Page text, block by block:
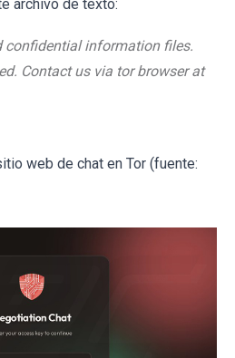
archivo de texto:
confidential information files.
Contact us via tor browser at
web de chat en Tor (fuente: